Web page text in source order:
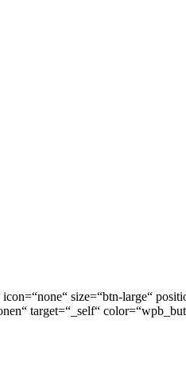
size=“btn-large“
target=“_self“